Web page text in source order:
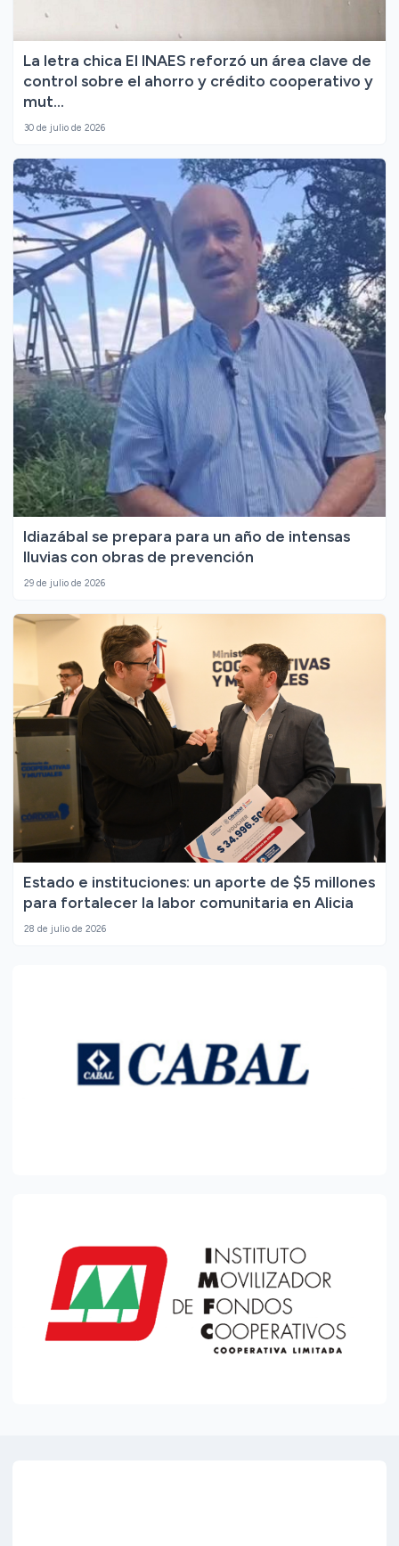
control sobre el ahorro y crédito cooperativo y
mut...
30 de julio de 2026
Idiazábal se prepara para un año de intensas
lluvias con obras de prevención
29 de julio de 2026
Estado e instituciones: un aporte de $5 millones